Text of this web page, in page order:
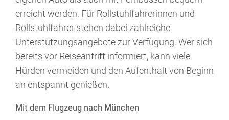
erreicht werden. Für Rollstuhlfahrerinnen und
Rollstuhlfahrer stehen dabei zahlreiche
Unterstützungsangebote zur Verfügung. Wer sich
bereits vor Reiseantritt informiert, kann viele
Hürden vermeiden und den Aufenthalt von Beginn
an entspannt genießen.
Mit dem Flugzeug nach München